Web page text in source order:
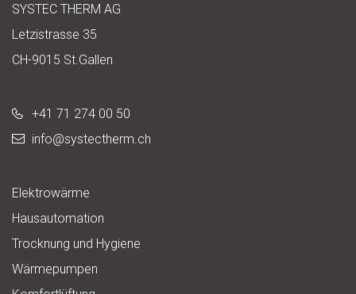
SYSTEC THERM AG
Letzistrasse 35
CH-9015 St.Gallen
+41 71 274 00 50
info@systectherm.ch
Elektrowärme
Hausautomation
Trocknung und Hygiene
Wärmepumpen